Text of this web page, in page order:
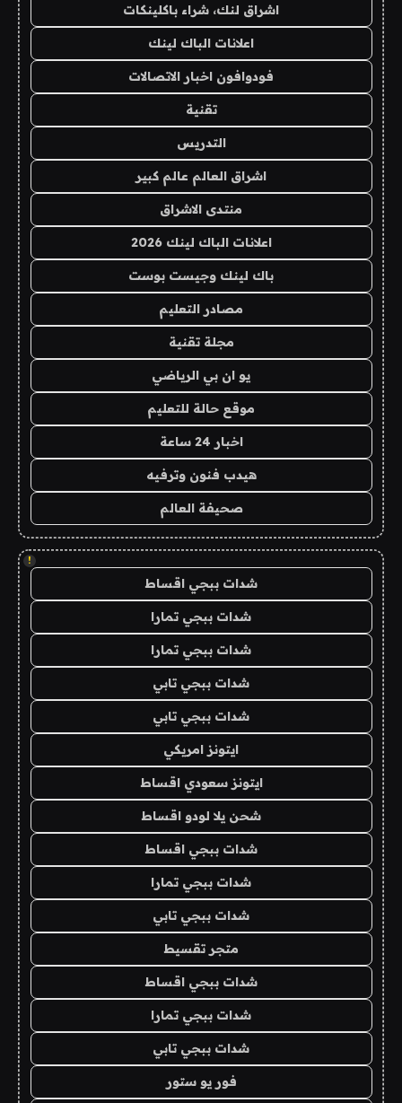
اشراق لنك، شراء باكلينكات
اعلانات الباك لينك
فودوافون اخبار الاتصالات
تقنية
التدريس
اشراق العالم عالم كبير
منتدى الاشراق
اعلانات الباك لينك 2026
باك لينك وجيست بوست
مصادر التعليم
مجلة تقنية
يو ان بي الرياضي
موقع حالة للتعليم
اخبار 24 ساعة
هيدب فنون وترفيه
صحيفة العالم
!
شدات ببجي اقساط
شدات ببجي تمارا
شدات ببجي تمارا
شدات ببجي تابي
شدات ببجي تابي
ايتونز امريكي
ايتونز سعودي اقساط
شحن يلا لودو اقساط
شدات ببجي اقساط
شدات ببجي تمارا
شدات ببجي تابي
متجر تقسيط
شدات ببجي اقساط
شدات ببجي تمارا
شدات ببجي تابي
فور يو ستور